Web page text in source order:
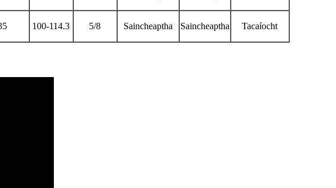
100-114.3 5/8 Saincheaptha Saincheaptha Tacaíocht